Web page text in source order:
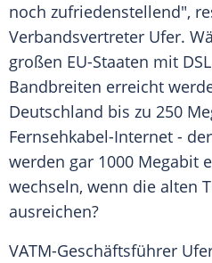
noch zufriedenstellend",
Verbandsvertreter Ufer.
großen EU-Staaten mit
Bandbreiten erreicht
Deutschland bis zu 250
Fernsehkabel-Internet -
werden gar 1000 Megabit
wechseln, wenn die alten
ausreichen?
VATM-Geschäftsführer